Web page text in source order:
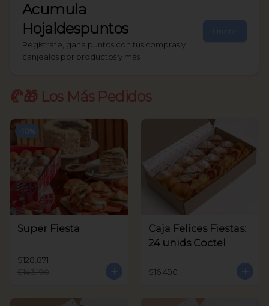
Acumula
Hojaldespuntos
Regístrate, gana puntos con tus compras y
canjealos por productos y más
Únete
🥐🎁 Los Más Pedidos
10 %
Super Fiesta
$128.871
$143.190
Caja Felices Fiestas:
24 unids Coctel
$16.490